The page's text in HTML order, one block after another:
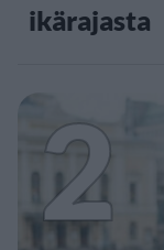
ikärajasta
2